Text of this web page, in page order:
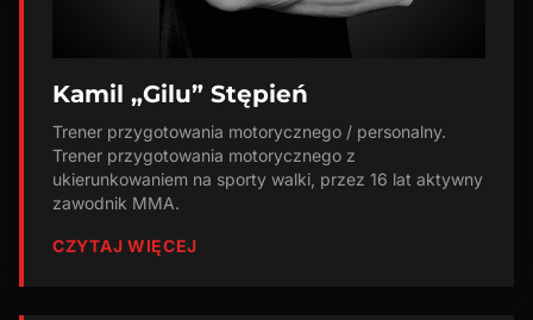
Kamil „Gilu” Stępień
Trener przygotowania motorycznego / personalny.
Trener przygotowania motorycznego z
ukierunkowaniem na sporty walki, przez 16 lat aktywny
zawodnik MMA.
CZYTAJ WIĘCEJ